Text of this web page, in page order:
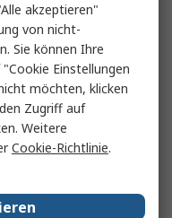
akzeptieren"
von nicht-
Sie können Ihre
Einstellungen
möchten, klicken
Zugriff auf
Weitere
Cookie-Richtlinie.